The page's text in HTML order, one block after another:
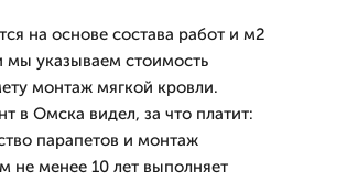
на основе состава работ и м2
указываем стоимость
монтаж мягкой кровли.
в Омска видел, за что платит:
парапетов и монтаж
не менее 10 лет выполняет